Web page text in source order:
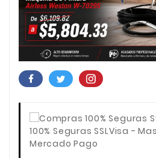
100% Seguras SSLVisa -
Mercado Pago